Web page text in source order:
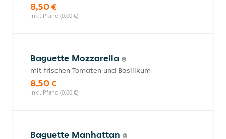
8,50 €
inkl. Pfand (0,00 €)
Baguette Mozzarella
mit frischen Tomaten und Basilikum
8,50 €
inkl. Pfand (0,00 €)
Baguette Manhattan